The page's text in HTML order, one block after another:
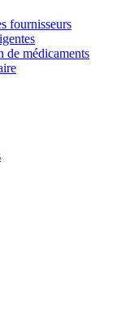
Visitez le catalogue
complet.
avec
favoriser la réussite
DIVA.
fournisseurs
de médicaments